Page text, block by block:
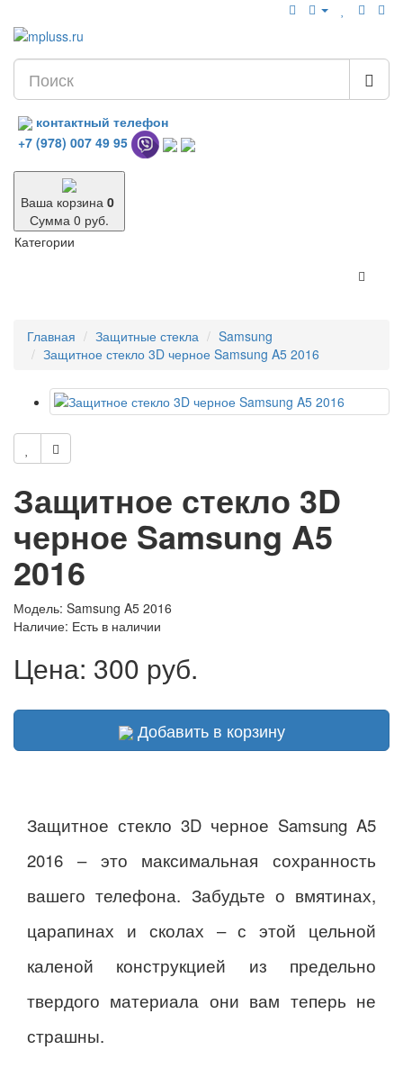
контактный телефон
+7 (978) 007 49 95
Ваша корзина 0
Сумма 0 руб.
Категории
Главная Защитные стекла
Samsung
Защитное стекло 3D черное Samsung A5 2016
Защитное стекло 3D
черное Samsung A5
2016
Модель: Samsung A5 2016
Наличие: Есть в наличии
Цена: 300 руб.
Добавить в корзину
Защитное стекло 3D черное Samsung A5
2016 – это максимальная сохранность
вашего телефона. Забудьте о вмятинах,
царапинах и сколах – с этой цельной
каленой конструкцией из предельно
твердого материала они вам теперь не
страшны.